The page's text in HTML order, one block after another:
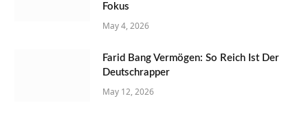
Fokus
May 4, 2026
Farid Bang Vermögen: So Reich Ist Der
Deutschrapper
May 12, 2026